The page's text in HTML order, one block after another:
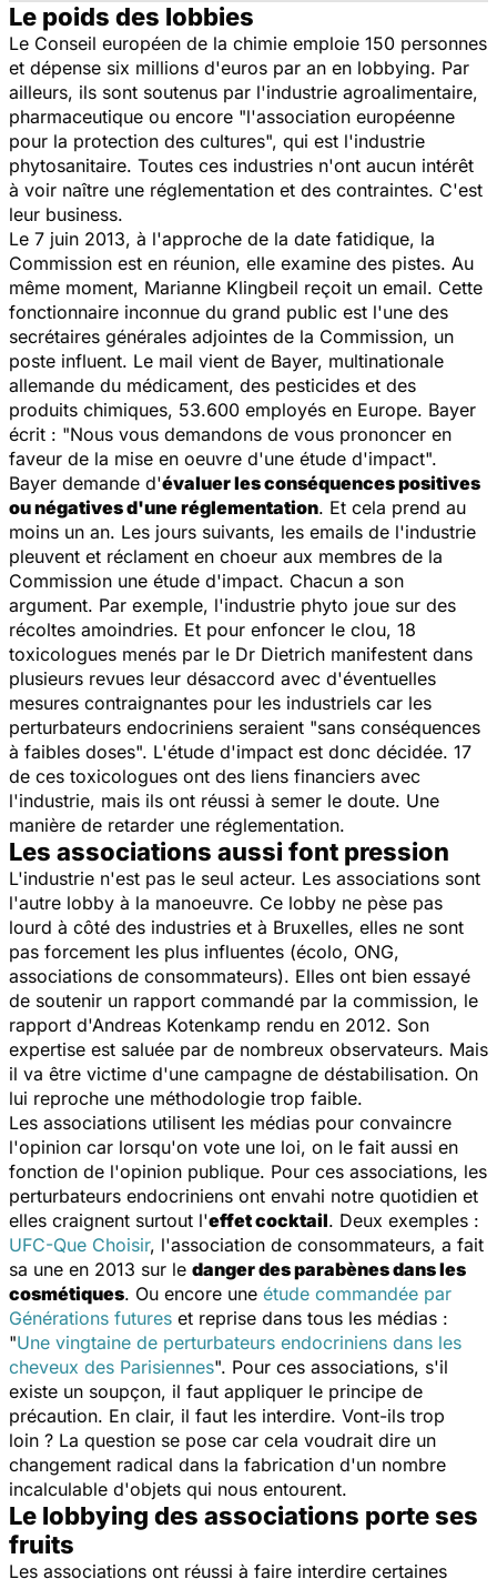
Le poids des lobbies
Le Conseil européen de la chimie emploie 150 personnes
et dépense six millions d'euros par an en lobbying. Par
ailleurs, ils sont soutenus par l'industrie agroalimentaire,
pharmaceutique ou encore "l'association européenne
pour la protection des cultures", qui est l'industrie
phytosanitaire. Toutes ces industries n'ont aucun intérêt
à voir naître une réglementation et des contraintes. C'est
leur business.
Le 7 juin 2013, à l'approche de la date fatidique, la
Commission est en réunion, elle examine des pistes. Au
même moment, Marianne Klingbeil reçoit un email. Cette
fonctionnaire inconnue du grand public est l'une des
secrétaires générales adjointes de la Commission, un
poste influent. Le mail vient de Bayer, multinationale
allemande du médicament, des pesticides et des
produits chimiques, 53.600 employés en Europe. Bayer
écrit : "Nous vous demandons de vous prononcer en
faveur de la mise en oeuvre d'une étude d'impact".
Bayer demande d'évaluer les conséquences positives
ou négatives d'une réglementation. Et cela prend au
moins un an. Les jours suivants, les emails de l'industrie
pleuvent et réclament en choeur aux membres de la
Commission une étude d'impact. Chacun a son
argument. Par exemple, l'industrie phyto joue sur des
récoltes amoindries. Et pour enfoncer le clou, 18
toxicologues menés par le Dr Dietrich manifestent dans
plusieurs revues leur désaccord avec d'éventuelles
mesures contraignantes pour les industriels car les
perturbateurs endocriniens seraient "sans conséquences
à faibles doses". L'étude d'impact est donc décidée. 17
de ces toxicologues ont des liens financiers avec
l'industrie, mais ils ont réussi à semer le doute. Une
manière de retarder une réglementation.
Les associations aussi font pression
L'industrie n'est pas le seul acteur. Les associations sont
l'autre lobby à la manoeuvre. Ce lobby ne pèse pas
lourd à côté des industries et à Bruxelles, elles ne sont
pas forcement les plus influentes (écolo, ONG,
associations de consommateurs). Elles ont bien essayé
de soutenir un rapport commandé par la commission, le
rapport d'Andreas Kotenkamp rendu en 2012. Son
expertise est saluée par de nombreux observateurs. Mais
il va être victime d'une campagne de déstabilisation. On
lui reproche une méthodologie trop faible.
Les associations utilisent les médias pour convaincre
l'opinion car lorsqu'on vote une loi, on le fait aussi en
fonction de l'opinion publique. Pour ces associations, les
perturbateurs endocriniens ont envahi notre quotidien et
elles craignent surtout l'effet cocktail. Deux exemples :
UFC-Que Choisir, l'association de consommateurs, a fait
sa une en 2013 sur le danger des parabènes dans les
cosmétiques. Ou encore une étude commandée par
Générations futures et reprise dans tous les médias :
"Une vingtaine de perturbateurs endocriniens dans les
cheveux des Parisiennes". Pour ces associations, s'il
existe un soupçon, il faut appliquer le principe de
précaution. En clair, il faut les interdire. Vont-ils trop
loin ? La question se pose car cela voudrait dire un
changement radical dans la fabrication d'un nombre
incalculable d'objets qui nous entourent.
Le lobbying des associations porte ses
fruits
Les associations ont réussi à faire interdire certaines